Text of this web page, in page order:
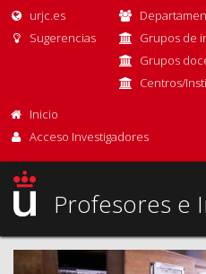
urjc.es
Sugerencias
Grupos de
Grupos
Centros/
Inicio
Acceso Investigadores
Profesores e